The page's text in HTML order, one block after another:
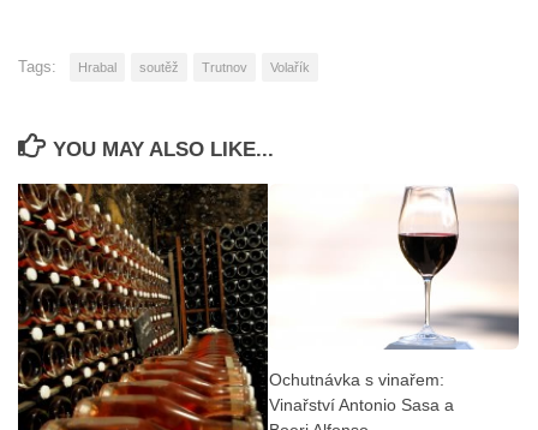
Tags: Hrabal soutěž Trutnov Volařík
YOU MAY ALSO LIKE...
Ochutnávka s vinařem:
Vinařství Antonio Sasa a